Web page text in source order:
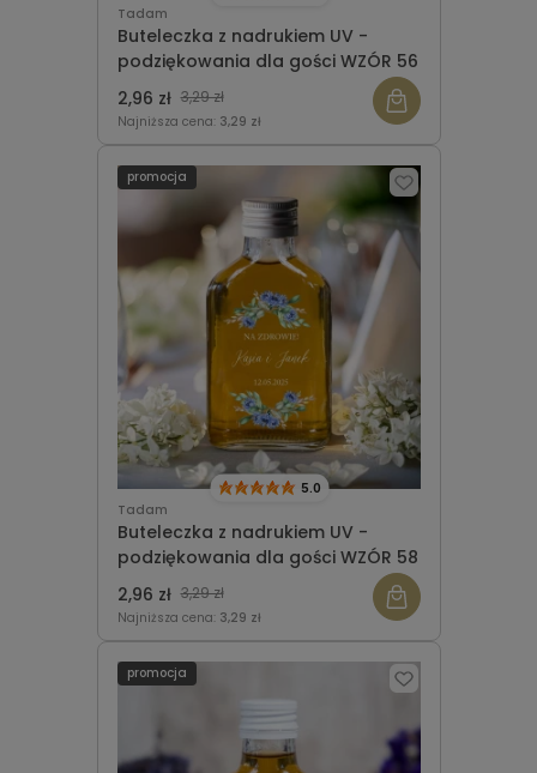
Tadam
Buteleczka z nadrukiem UV -
podziękowania dla gości WZÓR 56
2,96 zł 3,29 zł
Najniższa cena: 3,29 zł
Tadam
Buteleczka z nadrukiem UV -
podziękowania dla gości WZÓR 58
5.0
2,96 zł 3,29 zł
Najniższa cena: 3,29 zł
promocja
promocja